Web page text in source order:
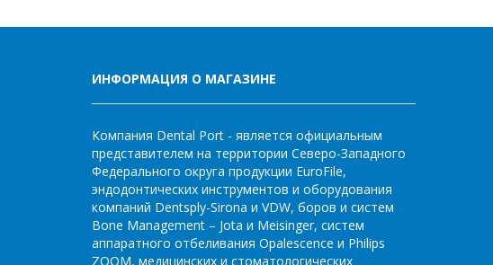
ИНФОРМАЦИЯ О МАГАЗИНЕ
Компания Dental Port - является официальным
представителем на территории Северо-Западного
Федерального округа продукции EuroFile,
эндодонтических инструментов и оборудования
компаний Dentsply-Sirona и VDW, боров и систем
Bone Management – Jota и Meisinger, систем
аппаратного отбеливания Opalescence и Philips
ZOOM, медицинских и стоматологических